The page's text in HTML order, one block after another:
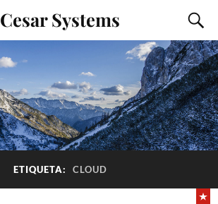
Cesar Systems
ETIQUETA: CLOUD